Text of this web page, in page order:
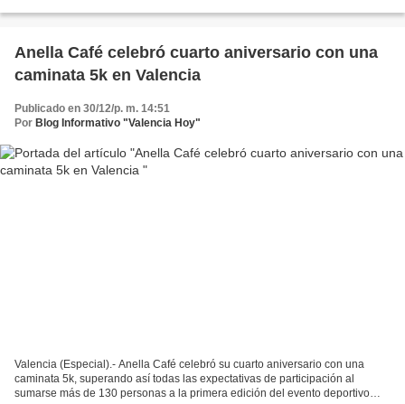
Anella Café celebró cuarto aniversario con una
caminata 5k en Valencia
Publicado en 30/12/p. m. 14:51
Por Blog Informativo "Valencia Hoy"
Valencia (Especial).- Anella Café celebró su cuarto aniversario con una
caminata 5k, superando así todas las expectativas de participación al
sumarse más de 130 personas a la primera edición del evento deportivo